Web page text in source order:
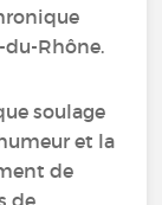
Rhône.
soulage
et la
de
de